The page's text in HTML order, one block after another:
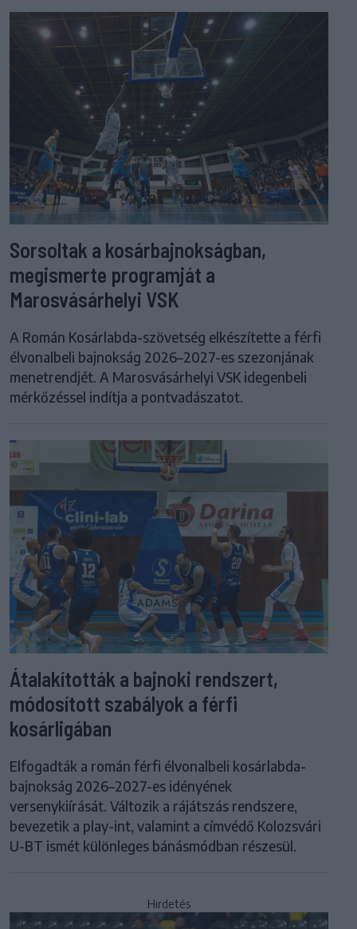
Sorsoltak a kosárbajnokságban,
megismerte programját a
Marosvásárhelyi VSK
A Román Kosárlabda-szövetség elkészítette a férfi
élvonalbeli bajnokság 2026–2027-es szezonjának
menetrendjét. A Marosvásárhelyi VSK idegenbeli
mérkőzéssel indítja a pontvadászatot.
Átalakították a bajnoki rendszert,
módosított szabályok a férfi
kosárligában
Elfogadták a román férfi élvonalbeli kosárlabda-
bajnokság 2026–2027-es idényének
versenykiírását. Változik a rájátszás rendszere,
bevezetik a play-int, valamint a címvédő Kolozsvári
U-BT ismét különleges bánásmódban részesül.
Hirdetés